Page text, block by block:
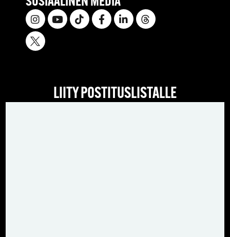
LIITY POSTITUSLISTALLE